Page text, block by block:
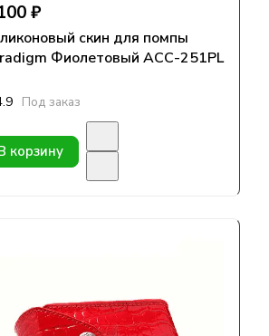
₽
скин для помпы
Paradigm Фиолетовый ACC-251PL
Под заказ
корзину